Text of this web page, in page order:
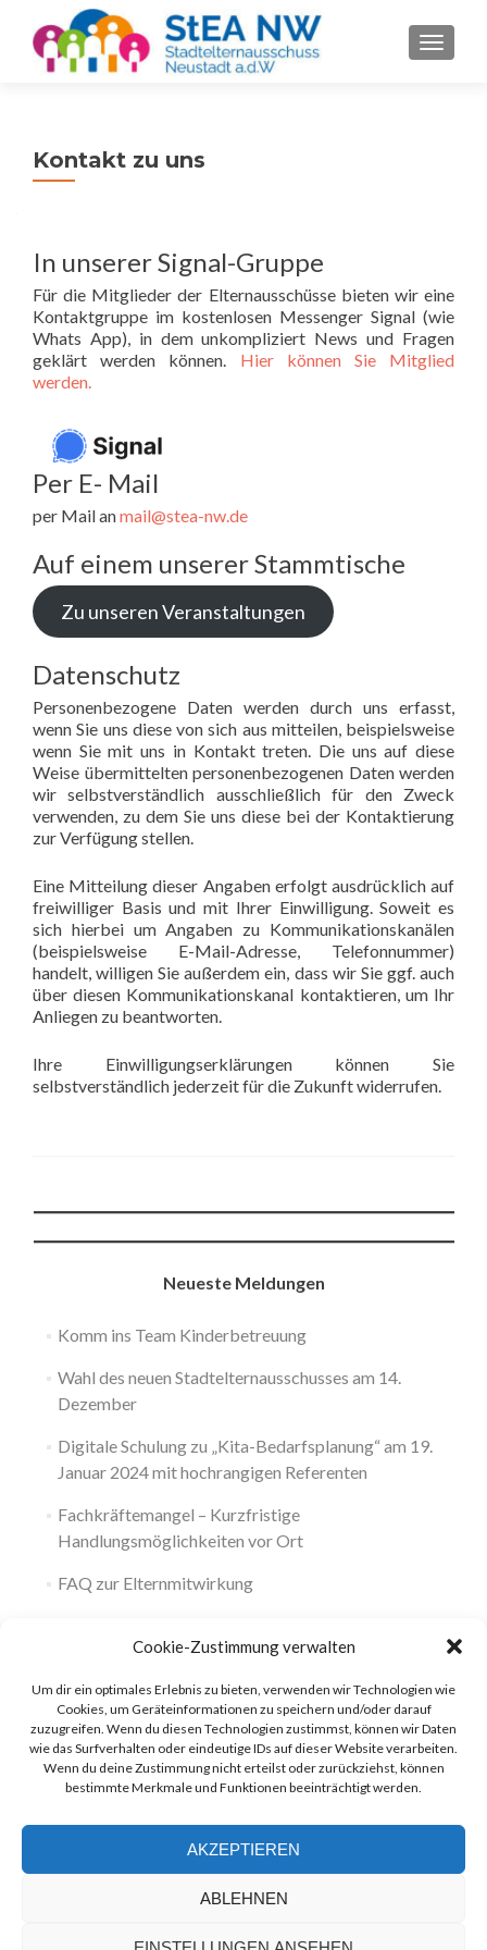
Cookie-Zustimmung verwalten
Um dir ein optimales Erlebnis zu bieten, verwenden wir Technologien wie
Cookies, um Geräteinformationen zu speichern und/oder darauf
zuzugreifen. Wenn du diesen Technologien zustimmst, können wir Daten
wie das Surfverhalten oder eindeutige IDs auf dieser Website verarbeiten.
Wenn du deine Zustimmung nicht erteilst oder zurückziehst, können
bestimmte Merkmale und Funktionen beeinträchtigt werden.
AKZEPTIEREN
ABLEHNEN
Kontakt zu uns
In unserer Signal-Gruppe
Für die Mitglieder der Elternausschüsse bieten wir eine
Kontaktgruppe im kostenlosen Messenger Signal (wie
Whats App), in dem unkompliziert News und Fragen
geklärt werden können. Hier können Sie Mitglied
werden.
Per E- Mail
per Mail anmail@stea-nw.de
Auf einem unserer Stammtische
Zu unseren Veranstaltungen
Datenschutz
Personenbezogene Daten werden durch uns erfasst,
wenn Sie uns diese von sich aus mitteilen, beispielsweise
wenn Sie mit uns in Kontakt treten. Die uns auf diese
Weise übermittelten personenbezogenen Daten werden
wir selbstverständlich ausschließlich für den Zweck
verwenden, zu dem Sie uns diese bei der Kontaktierung
zur Verfügung stellen.
Eine Mitteilung dieser Angaben erfolgt ausdrücklich auf
freiwilliger Basis und mit Ihrer Einwilligung. Soweit es
sich hierbei um Angaben zu Kommunikationskanälen
(beispielsweise E-Mail-Adresse, Telefonnummer)
handelt, willigen Sie außerdem ein, dass wir Sie ggf. auch
über diesen Kommunikationskanal kontaktieren, um Ihr
Anliegen zu beantworten.
Ihre Einwilligungserklärungen können Sie
selbstverständlich jederzeit für die Zukunft widerrufen.
Neueste Meldungen
Komm ins Team Kinderbetreuung
Wahl des neuen Stadtelternausschusses am 14.
Dezember
Digitale Schulung zu „Kita-Bedarfsplanung“ am 19.
Januar 2024 mit hochrangigen Referenten
Fachkräftemangel – Kurzfristige
Handlungsmöglichkeiten vor Ort
FAQ zur Elternmitwirkung
mail@stea-nw.de